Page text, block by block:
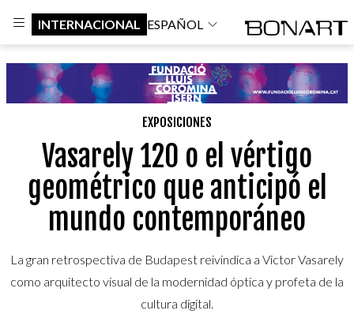
INTERNACIONAL ESPAÑOL
EXPOSICIONES
Vasarely 120 o el vértigo
geométrico que anticipó el
mundo contemporáneo
La gran retrospectiva de Budapest reivindica a Victor Vasarely
como arquitecto visual de la modernidad óptica y profeta de la
cultura digital.